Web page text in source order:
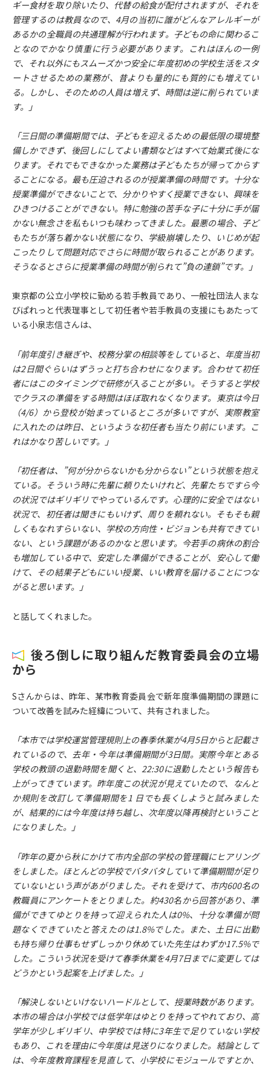
ギー食材を取り除いたり、代替の給食が配付されますが、それを
管理するのは教員なので、4月の当初に誰がどんなアレルギーが
あるかの全職員の共通理解が行われます。子どもの命に関わるこ
となのでかなり慎重に行う必要があります。これはほんの一例
で、それ以外にもスムーズかつ安全に年度初めの学校生活をスタ
ートさせるための業務が、昔よりも量的にも質的にも増えてい
る。しかし、そのための人員は増えず、時間は逆に削られていま
す。」
「三日間の準備期間では、子どもを迎えるための最低限の環境整
備しかできず、後回しにしてよい書類などはすべて始業式後にな
ります。それでもできなかった業務は子どもたちが帰ってからす
ることになる。最も圧迫されるのが授業準備の時間です。十分な
授業準備ができないことで、分かりやすく授業できない、興味を
ひきつけることができない。特に勉強の苦手な子に十分に手が届
かない無念さを私もいつも味わってきました。最悪の場合、子ど
もたちが落ち着かない状態になり、学級崩壊したり、いじめが起
こったりして問題対応でさらに時間が取られることがあります。
そうなるとさらに授業準備の時間が削られて”負の連鎖”です。」
東京都の公立小学校に勤める若手教員であり、一般社団法人まな
びぱれっと代表理事として初任者や若手教員の支援にもあたって
いる小泉志信さんは、
「前年度引き継ぎや、校務分掌の相談等をしていると、年度当初
は2日間ぐらいはずうっと打ち合わせになります。合わせて初任
者にはこのタイミングで研修が入ることが多い。そうすると学校
でクラスの準備をする時間はほぼ取れなくなります。東京は今日
（4/6）から登校が始まっているところが多いですが、実際教室
に入れたのは昨日、というような初任者も当たり前にいます。こ
れはかなり苦しいです。」
「初任者は、”何が分からないかも分からない”という状態を抱え
ている。そういう時に先輩に頼りたいけれど、先輩たちですら今
の状況ではギリギリでやっているんです。心理的に安全ではない
状況で、初任者は聞きにもいけず、周りを頼れない。そもそも親
しくもなれすらいない、学校の方向性・ビジョンも共有できてい
ない、という課題があるのかなと思います。今若手の病休の割合
も増加している中で、安定した準備ができることが、安心して働
けて、その結果子どもにいい授業、いい教育を届けることにつな
がると思います。」
と話してくれました。
後ろ倒しに取り組んだ教育委員会の立場
から
Sさんからは、昨年、某市教育委員会で新年度準備期間の課題に
ついて改善を試みた経緯について、共有されました。
「本市では学校運営管理規則上の春季休業が4月5日からと記載さ
れているので、去年・今年は準備期間が3日間。実際今年とある
学校の教頭の退勤時間を聞くと、22:30に退勤したという報告も
上がってきています。昨年度この状況が見えていたので、なんと
か規則を改訂して準備期間を1 日でも長くしようと試みました
が、結果的には今年度は持ち越し、次年度以降再検討ということ
になりました。」
「昨年の夏から秋にかけて市内全部の学校の管理職にヒアリング
をしました。ほとんどの学校でバタバタしていて準備期間が足り
ていないという声があがりました。それを受けて、市内600名の
教職員にアンケートをとりました。約430名から回答があり、準
備ができてゆとりを持って迎えられた人は0%、十分な準備が問
題なくできていたと答えたのは1.8%でした。また、土日に出勤
も持ち帰り仕事もせずしっかり休めていた先生はわずか17.5%で
した。こういう状況を受けて春季休業を4月7日までに変更しては
どうかという起案を上げました。」
「解決しないといけないハードルとして、授業時数があります。
本市の場合は小学校では低学年はゆとりを持ってやれており、高
学年が少しギリギリ、中学校では特に3年生で足りていない学校
もあり、これを理由に今年度は見送りになりました。結論として
は、今年度教育課程を見直して、小学校にモジュールですとか、